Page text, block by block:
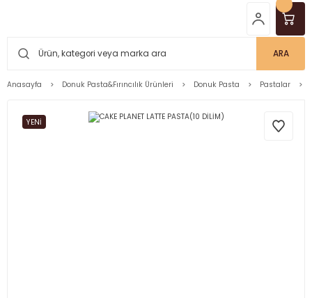
ARA
Anasayfa Donuk Pasta&Fırıncılık Ürünleri Donuk Pasta Pastalar
YENİ